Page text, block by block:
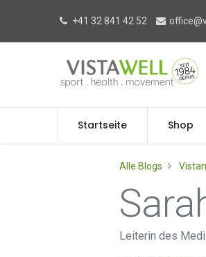
+41 32 841 42 52
Startseite Shop
Alle Blogs
Leiterin des